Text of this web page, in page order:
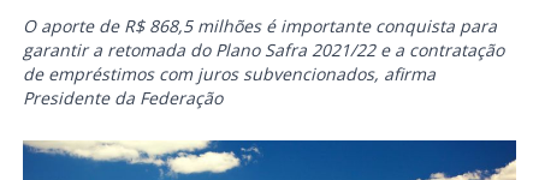
O aporte de R$ 868,5 milhões é importante conquista para
garantir a retomada do Plano Safra 2021/22 e a contratação
de empréstimos com juros subvencionados, afirma
Presidente da Federação